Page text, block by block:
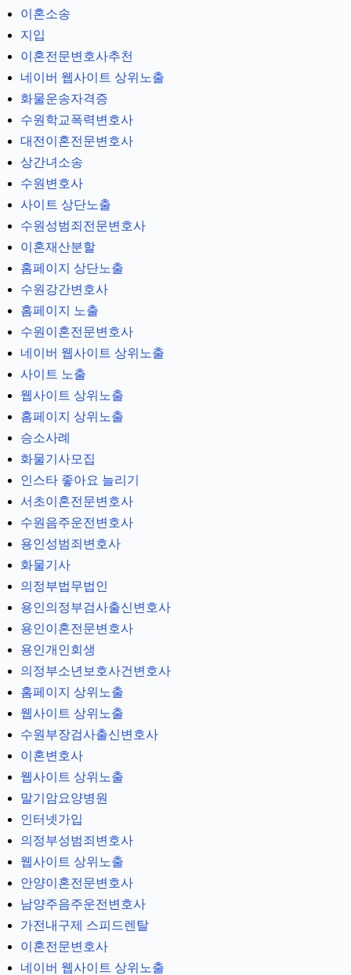
이혼소송
지입
이혼전문변호사추천
네이버 웹사이트 상위노출
화물운송자격증
수원학교폭력변호사
대전이혼전문변호사
상간녀소송
수원변호사
사이트 상단노출
수원성범죄전문변호사
이혼재산분할
홈페이지 상단노출
수원강간변호사
홈페이지 노출
수원이혼전문변호사
네이버 웹사이트 상위노출
사이트 노출
웹사이트 상위노출
홈페이지 상위노출
승소사례
화물기사모집
인스타 좋아요 늘리기
서초이혼전문변호사
수원음주운전변호사
용인성범죄변호사
화물기사
의정부법무법인
용인의정부검사출신변호사
용인이혼전문변호사
용인개인회생
의정부소년보호사건변호사
홈페이지 상위노출
웹사이트 상위노출
수원부장검사출신변호사
이혼변호사
웹사이트 상위노출
말기암요양병원
인터넷가입
의정부성범죄변호사
웹사이트 상위노출
안양이혼전문변호사
남양주음주운전변호사
가전내구제 스피드렌탈
이혼전문변호사
네이버 웹사이트 상위노출